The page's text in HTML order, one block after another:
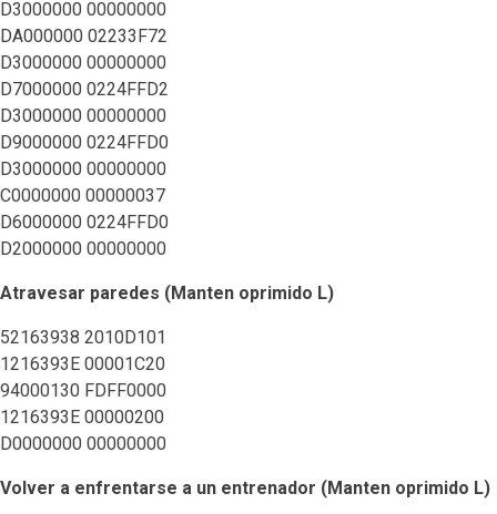
D3000000 00000000
DA000000 02233F72
D3000000 00000000
D7000000 0224FFD2
D3000000 00000000
D9000000 0224FFD0
D3000000 00000000
C0000000 00000037
D6000000 0224FFD0
D2000000 00000000
Atravesar paredes (Manten oprimido L)
52163938 2010D101
1216393E 00001C20
94000130 FDFF0000
1216393E 00000200
D0000000 00000000
Volver a enfrentarse a un entrenador (Manten oprimido L)